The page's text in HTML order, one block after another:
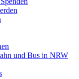
und Bus in NRW